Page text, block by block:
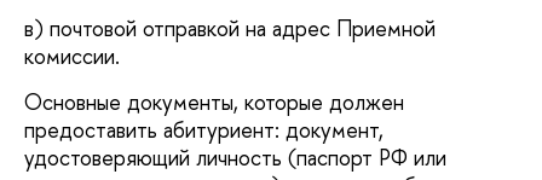
в) почтовой отправкой на адрес Приемной
комиссии.
Основные документы, которые должен
предоставить абитуриент: документ,
удостоверяющий личность (паспорт РФ или